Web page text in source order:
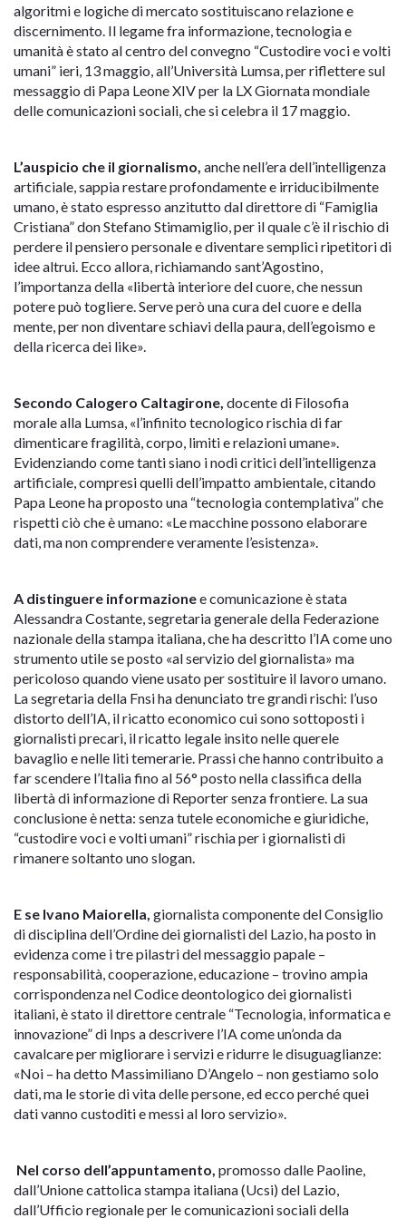
algoritmi e logiche di mercato sostituiscano relazione e
discernimento. Il legame fra informazione, tecnologia e
umanità è stato al centro del convegno “Custodire voci e volti
umani” ieri, 13 maggio, all’Università Lumsa, per riflettere sul
messaggio di Papa Leone XIV per la LX Giornata mondiale
delle comunicazioni sociali, che si celebra il 17 maggio.
L’auspicio che il giornalismo, anche nell’era dell’intelligenza
artificiale, sappia restare profondamente e irriducibilmente
umano, è stato espresso anzitutto dal direttore di “Famiglia
Cristiana” don Stefano Stimamiglio, per il quale c’è il rischio di
perdere il pensiero personale e diventare semplici ripetitori di
idee altrui. Ecco allora, richiamando sant’Agostino,
l’importanza della «libertà interiore del cuore, che nessun
potere può togliere. Serve però una cura del cuore e della
mente, per non diventare schiavi della paura, dell’egoismo e
della ricerca dei like».
Secondo Calogero Caltagirone, docente di Filosofia
morale alla Lumsa, «l’infinito tecnologico rischia di far
dimenticare fragilità, corpo, limiti e relazioni umane».
Evidenziando come tanti siano i nodi critici dell’intelligenza
artificiale, compresi quelli dell’impatto ambientale, citando
Papa Leone ha proposto una “tecnologia contemplativa” che
rispetti ciò che è umano: «Le macchine possono elaborare
dati, ma non comprendere veramente l’esistenza».
A distinguere informazionee comunicazione è stata
Alessandra Costante, segretaria generale della Federazione
nazionale della stampa italiana, che ha descritto l’IA come uno
strumento utile se posto «al servizio del giornalista» ma
pericoloso quando viene usato per sostituire il lavoro umano.
La segretaria della Fnsi ha denunciato tre grandi rischi: l’uso
distorto dell’IA, il ricatto economico cui sono sottoposti i
giornalisti precari, il ricatto legale insito nelle querele
bavaglio e nelle liti temerarie. Prassi che hanno contribuito a
far scendere l’Italia fino al 56° posto nella classifica della
libertà di informazione di Reporter senza frontiere. La sua
conclusione è netta: senza tutele economiche e giuridiche,
“custodire voci e volti umani” rischia per i giornalisti di
rimanere soltanto uno slogan.
E se Ivano Maiorella, giornalista componente del Consiglio
di disciplina dell’Ordine dei giornalisti del Lazio, ha posto in
evidenza come i tre pilastri del messaggio papale –
responsabilità, cooperazione, educazione – trovino ampia
corrispondenza nel Codice deontologico dei giornalisti
italiani, è stato il direttore centrale “Tecnologia, informatica e
innovazione” di Inps a descrivere l’IA come un’onda da
cavalcare per migliorare i servizi e ridurre le disuguaglianze:
«Noi – ha detto Massimiliano D’Angelo – non gestiamo solo
dati, ma le storie di vita delle persone, ed ecco perché quei
dati vanno custoditi e messi al loro servizio».
Nel corso dell’appuntamento, promosso dalle Paoline,
dall’Unione cattolica stampa italiana (Ucsi) del Lazio,
dall’Ufficio regionale per le comunicazioni sociali della